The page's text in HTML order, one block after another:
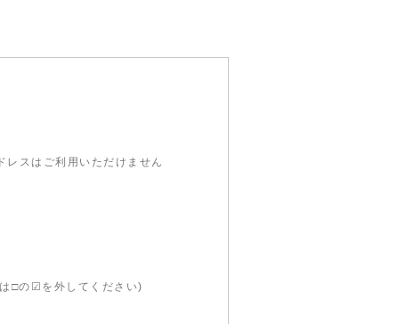
スはご利用いただけません
□の☑を外してください)